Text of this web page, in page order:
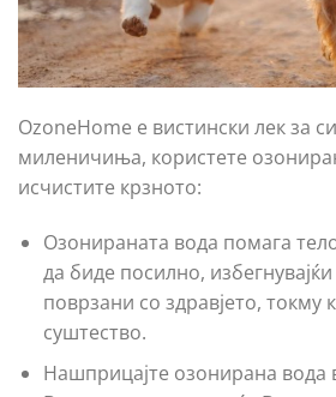
OzoneHome е вистински лек за
миленичиња, користете
исчистите крзното:
Озонираната вода помага
да биде посилно,
поврзани со здравјето, токму
суштество.
Нашприцајте озонирана вода